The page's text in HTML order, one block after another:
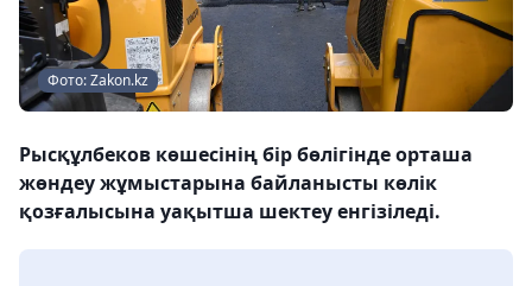
Фото: Zakon.kz
Рысқұлбеков көшесінің бір бөлігінде орташа
жөндеу жұмыстарына байланысты көлік
қозғалысына уақытша шектеу енгізіледі.